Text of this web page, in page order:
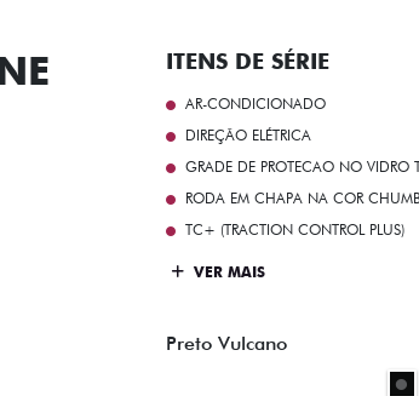
ITENS DE SÉRIE
AR-CONDICIONADO
DIREÇÃO ELÉTRICA
GRADE DE PROTECAO NO VIDRO
RODA EM CHAPA NA COR
TC+ (TRACTION CONTROL PLUS)
VER MAIS
Preto Vulcano